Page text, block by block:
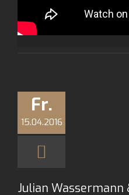
Fr.
15.04.2016
Julian